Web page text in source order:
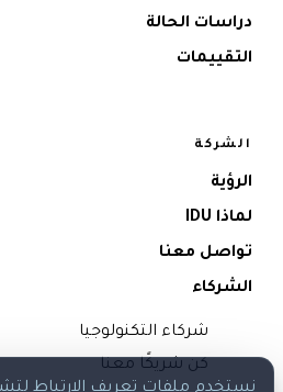
دراسات الحالة
التقييمات
الشركة
الرؤية
لماذا IDU
تواصل معنا
الشركاء
شركاء التكنولوجيا
كن شريكًا معنا